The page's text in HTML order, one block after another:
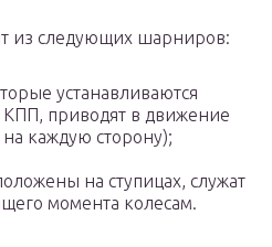
из следующих шарниров:
устанавливаются
КПП, приводят в движение
каждую сторону);
на ступицах, служат
момента колесам.